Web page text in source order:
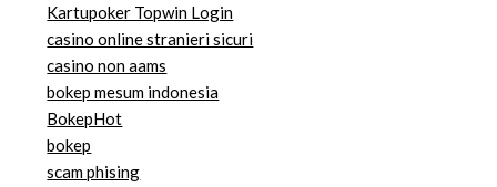
Kartupoker Topwin Login
casino online stranieri sicuri
casino non aams
bokep mesum indonesia
BokepHot
bokep
scam phising